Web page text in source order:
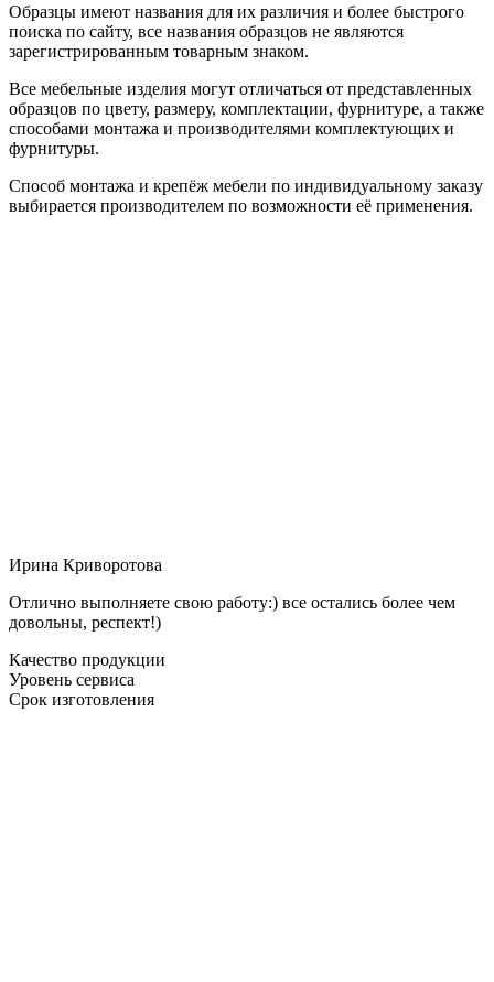
Образцы имеют названия для их различия и более быстрого
поиска по сайту, все названия образцов не являются
зарегистрированным товарным знаком.
Все мебельные изделия могут отличаться от представленных
образцов по цвету, размеру, комплектации, фурнитуре, а также
способами монтажа и производителями комплектующих и
фурнитуры.
Способ монтажа и крепёж мебели по индивидуальному заказу
выбирается производителем по возможности её применения.
Ирина Криворотова
Отлично выполняете свою работу:) все остались более чем
довольны, респект!)
Качество продукции
Уровень сервиса
Срок изготовления